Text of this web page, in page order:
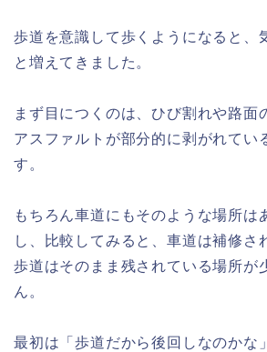
歩道を意識して歩くようになると、
と増えてきました。
まず目につくのは、ひび割れや路面
アスファルトが部分的に剥がれてい
す。
もちろん車道にもそのような場所は
し、比較してみると、車道は補修さ
歩道はそのまま残されている場所が
ん。
最初は「歩道だから後回しなのかな